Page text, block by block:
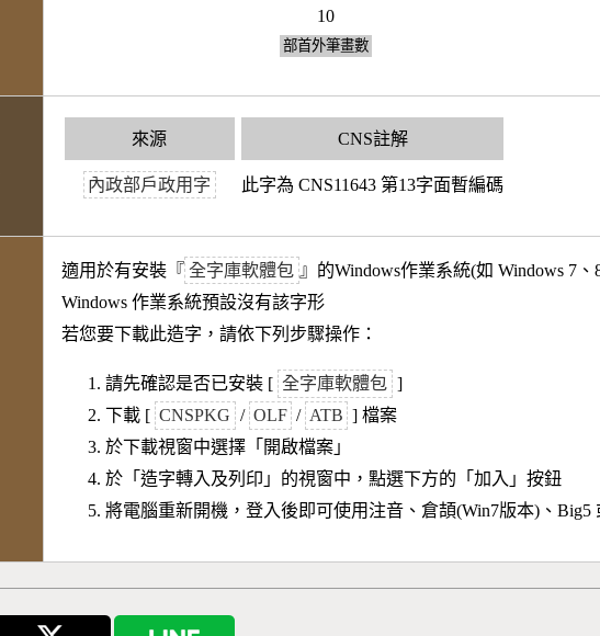
10
部首外筆畫數
來源
內政部戶政用字
CNS註解
此字為 CNS11643 第13字面暫編碼
適用於有安裝『 全字庫軟體包 』的Windows作業系統(如 Windows 7、
Windows 作業系統預設沒有該字形
若您要下載此造字，請依下列步驟操作：
請先確認是否已安裝 [ 全字庫軟體包 ]
下載 [ CNSPKG / OLF / ATB ] 檔案
於下載視窗中選擇「開啟檔案」
於「造字轉入及列印」的視窗中，點選下方的「加入」按鈕
將電腦重新開機，登入後即可使用注音、倉頡(Win7版本)、Big5